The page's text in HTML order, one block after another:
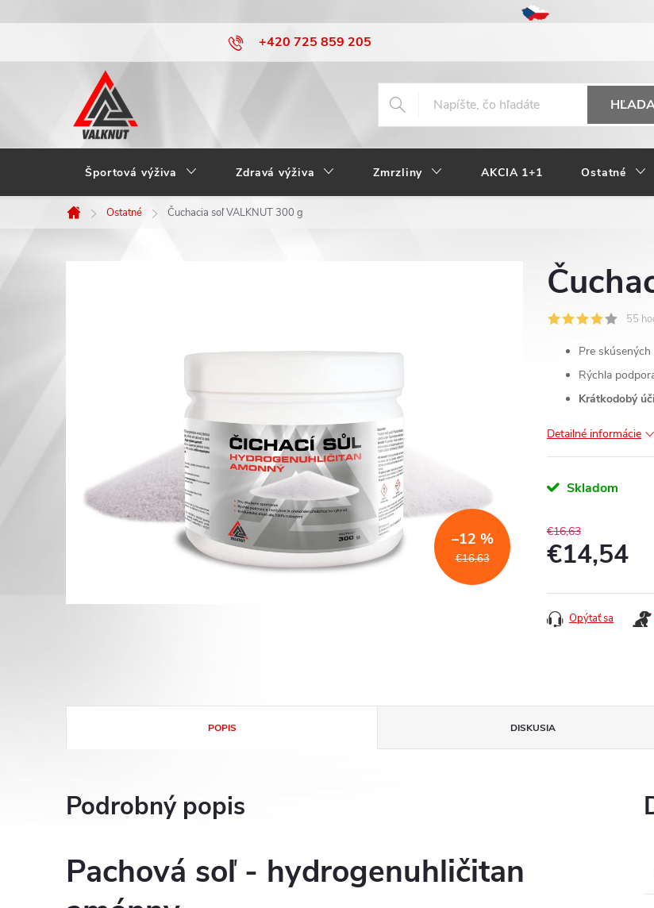
+420 725 859 205
Športová výživa Zdravá výživa Zmrzliny AKCIA 1+1 Ostatné
Domov
Ostatné Čuchacia soľ VALKNUT 300 g
€16,63
–12 %
55
Pre
Rýchla
Krátkodobý
Detailné informácie
Skladom
€16,63
€14,54
cena:
Opýtať sa
POPIS DISKUSIA
Podrobný popis
Pachová soľ - hydrogenuhličitan